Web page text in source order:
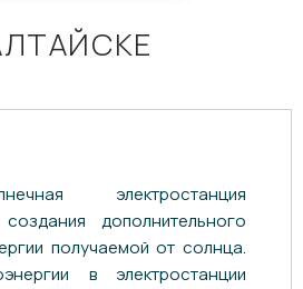
электростанция
дополнительного
получаемой от солнца.
в электростанции